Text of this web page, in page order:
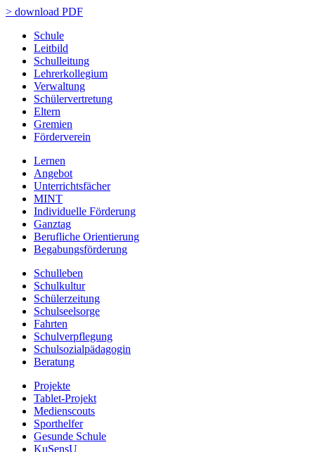
> download PDF
Schule
Leitbild
Schulleitung
Lehrerkollegium
Verwaltung
Schülervertretung
Eltern
Gremien
Förderverein
Lernen
Angebot
Unterrichtsfächer
MINT
Individuelle Förderung
Ganztag
Berufliche Orientierung
Begabungsförderung
Schulleben
Schulkultur
Schülerzeitung
Schulseelsorge
Fahrten
Schulverpflegung
Schulsozialpädagogin
Beratung
Projekte
Tablet-Projekt
Medienscouts
Sporthelfer
Gesunde Schule
KuSensU